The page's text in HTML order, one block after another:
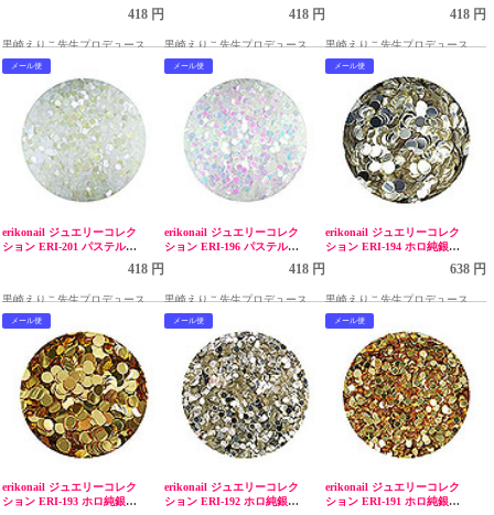
418 円
黒崎えりこ先生プロデュース
418 円
黒崎えりこ先生プロデュース
418 円
黒崎えりこ先生プロデュース
メール便
erikonail ジュエリーコレク
ション ERI-201 パステルパ
418 円
黒崎えりこ先生プロデュース
メール便
erikonail ジュエリーコレク
ション ERI-196 パステルパ
418 円
黒崎えりこ先生プロデュース
メール便
erikonail ジュエリーコレク
ション ERI-194 ホロ純銀シ
638 円
黒崎えりこ先生プロデュース
メール便
erikonail ジュエリーコレク
ション ERI-193 ホロ純銀ゴ
メール便
erikonail ジュエリーコレク
ション ERI-192 ホロ純銀シ
メール便
erikonail ジュエリーコレク
ション ERI-191 ホロ純銀ゴ